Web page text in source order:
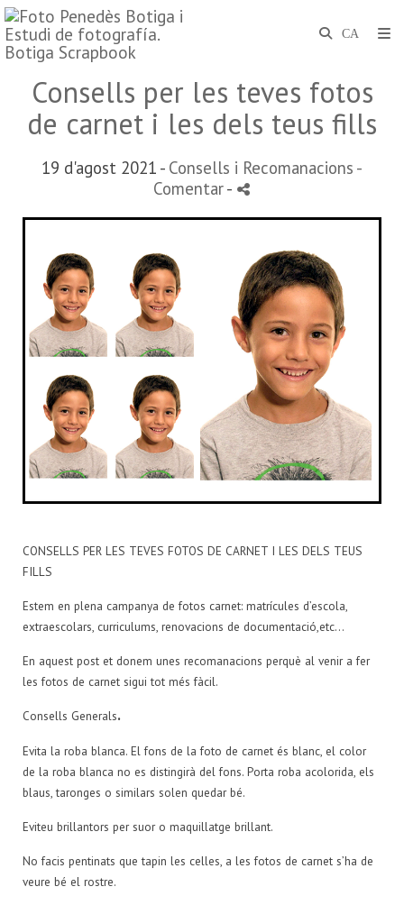
Consells per les teves fotos
de carnet i les dels teus fills
19 d'agost 2021 - Consells i Recomanacions -
Comentar-
CONSELLS PER LES TEVES FOTOS DE CARNET I LES DELS TEUS
FILLS
Estem en plena campanya de fotos carnet: matrícules d’escola,
extraescolars, curriculums, renovacions de documentació,etc…
En aquest post et donem unes recomanacions perquè al venir a fer
les fotos de carnet sigui tot més fàcil.
Consells Generals.
Evita la roba blanca. El fons de la foto de carnet és blanc, el color
de la roba blanca no es distingirà del fons. Porta roba acolorida, els
blaus, taronges o similars solen quedar bé.
Eviteu brillantors per suor o maquillatge brillant.
No facis pentinats que tapin les celles, a les fotos de carnet s’ha de
veure bé el rostre.